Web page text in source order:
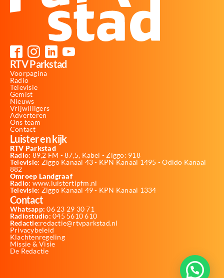
RTV Parkstad
Voorpagina
Radio
Televisie
Gemist
Nieuws
Vrijwilligers
Adverteren
Ons team
Contact
Luister en kijk
RTV Parkstad
Radio: 89,2 FM - 87,5, Kabel - Ziggo: 918
Televisie: Ziggo Kanaal 43 - KPN Kanaal 1495 - Odido Kanaal
882
Omroep Landgraaf
Radio: www.luistertipfm.nl
Televisie: Ziggo Kanaal 49 - KPN Kanaal 1334
Contact
Whatsapp: 06 23 29 30 71
Radiostudio: 045 5610 610
Redactie:redactie@rtvparkstad.nl
Privacybeleid
Klachtenregeling
Missie & Visie
De Redactie